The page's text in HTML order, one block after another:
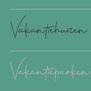
Vakantiehuizen
Vakantieparken